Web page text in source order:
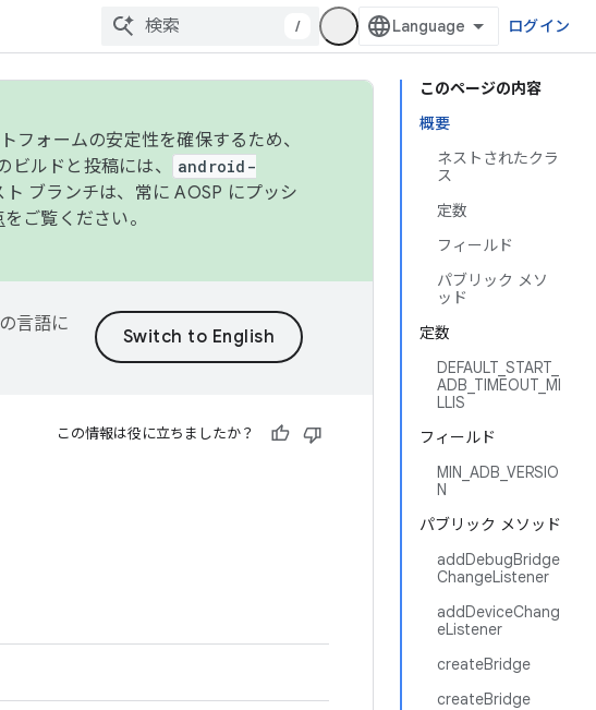
/ ログイン
このページの内容
概要
ネストされたクラ
ス
定数
フィールド
パブリック メソ
ッド
定数
DEFAULT_START_
ADB_TIMEOUT_MI
LLIS
フィールド
MIN_ADB_VERSIO
N
パブリック メソッド
addDebugBridge
ChangeListener
addDeviceChang
eListener
createBridge
createBridge
フォームの安定性を確保するため、
ルドと投稿には、
android-
ト ブランチは、常に AOSP にプッシ
をご覧ください。
言語に
この情報は役に立ちましたか？